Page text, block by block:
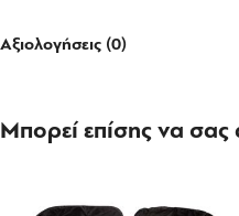
Αξιολογήσεις (0)
Μπορεί επίσης να σας